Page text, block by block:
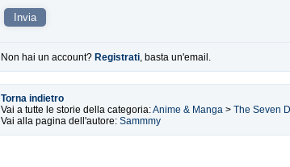
Non hai un account? Registrati, basta un'email.
Torna indietro
Vai a tutte le storie della categoria:Anime & Manga >The Seven
Vai alla pagina dell'autore:Sammmy